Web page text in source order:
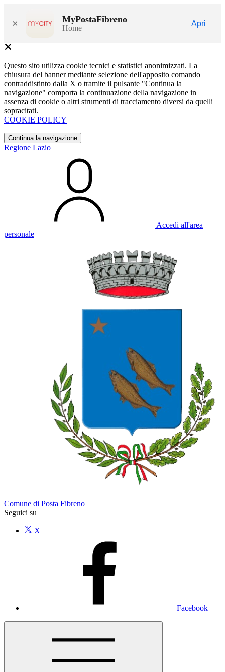
× MyPostaFibreno
Home
Apri
Questo sito utilizza cookie tecnici e statistici anonimizzati. La
chiusura del banner mediante selezione dell'apposito comando
contraddistinto dalla X o tramite il pulsante "Continua la
navigazione" comporta la continuazione della navigazione in
assenza di cookie o altri strumenti di tracciamento diversi da quelli
sopracitati.
COOKIE POLICY
Continua la navigazione
Regione Lazio
Accedi all'area
personale
Comune di Posta Fibreno
Seguici su
X
Facebook